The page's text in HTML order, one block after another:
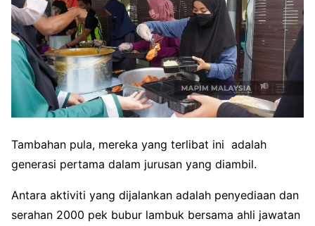
Tambahan pula, mereka yang terlibat ini adalah
generasi pertama dalam jurusan yang diambil.
Antara aktiviti yang dijalankan adalah penyediaan dan
serahan 2000 pek bubur lambuk bersama ahli jawatan